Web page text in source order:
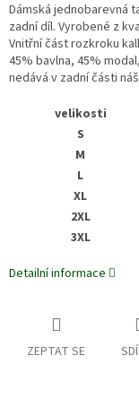
Dámská jednobarevná
zadní díl. Vyrobené z
Vnitřní část rozkroku
45% bavlna, 45%
nedává v zadní části
velikosti
S
M
L
XL
2XL
3XL
Detailní informace
ZEPTAT SE